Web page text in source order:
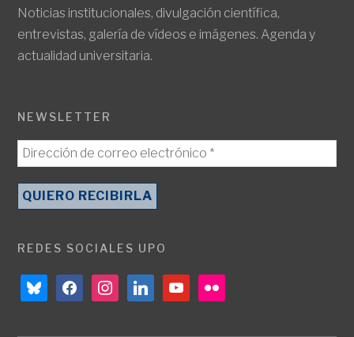
Noticias institucionales, divulgación científica,
entrevistas, galería de vídeos e imágenes. Agenda y
actualidad universitaria.
NEWSLETTER
REDES SOCIALES UPO
blueskyfacebookinstagramlinkedinyoutubeflickr